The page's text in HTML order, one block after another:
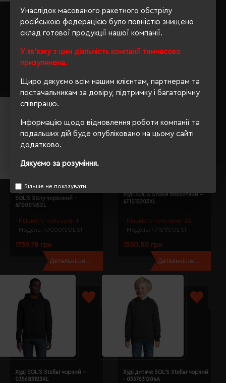
Унаслідок масованого ракетного обстрілу
російською федерацією було повністю знищено
склад готової продукції нашої компанії.
У зв'язку з цим діяльність компанії тимчасово
призупинена.
Щиро дякуємо всім нашим клієнтам, партнерам та
постачальникам за довіру, підтримку і багаторічну
співпрацю.
Інформацію щодо відновлення роботи компанії та
подальших дій буде опубліковано на цьому сайті
додатково.
Дякуємо за розуміння.
Більше не показувати.
Модель: 47800(SOL’S)
Худі на блискавці чоловіче
SOL'S Seven сірий меланж -
2298.35 грн
Детальніше...
Модель: 13251(SOL’S)
Худі SOL'S Slam сірий меланж -
13251350S
Детальніше...
Кількість кольорів: 1
Модель: 47000(SOL’S)
Худі на блискавці чоловіче
SOL'S Story червоний -
47000145XL
1739.78 грн
Детальніше...
Кількість кольорів: 20
Модель: 47101(SOL’S)
Худі SOL'S Snake блакитний -
471012203XL
1350.50 грн
Детальніше...
Худі SOL'S Stellar чорний -
035683123XL
Худі дитяче SOL'S Stellar чорний
- 0357631204A